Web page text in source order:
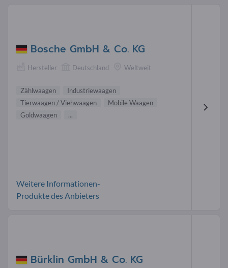
Bosche GmbH & Co. KG
Hersteller Deutschland Weltweit
Zählwaagen
Industriewaagen
Tierwaagen / Viehwaagen
Mobile Waagen
Goldwaagen
...
Weitere Informationen-
Produkte des Anbieters
Bürklin GmbH & Co. KG